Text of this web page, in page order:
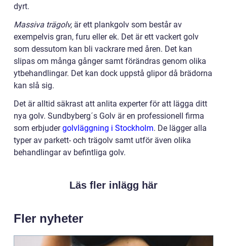
dyrt.
Massiva trägolv, är ett plankgolv som består av
exempelvis gran, furu eller ek. Det är ett vackert golv
som dessutom kan bli vackrare med åren. Det kan
slipas om många gånger samt förändras genom olika
ytbehandlingar. Det kan dock uppstå glipor då brädorna
kan slå sig.
Det är alltid säkrast att anlita experter för att lägga ditt
nya golv. Sundbyberg´s Golv är en professionell firma
som erbjudergolvläggning i Stockholm. De lägger alla
typer av parkett- och trägolv samt utför även olika
behandlingar av befintliga golv.
Läs fler inlägg här
Fler nyheter